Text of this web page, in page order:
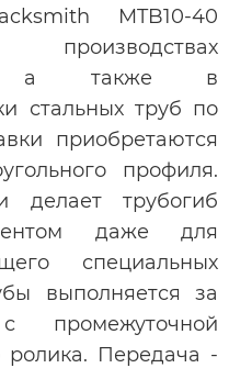
MTB10-40
а также в
стальных труб по
приобретаются
профиля.
делает трубогиб
даже для
специальных
выполняется за
промежуточной
ролика. Передача -